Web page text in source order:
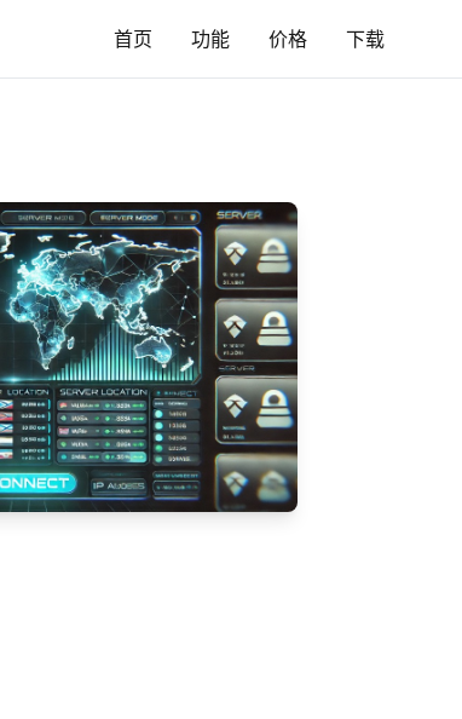
首页 功能 价格 下载